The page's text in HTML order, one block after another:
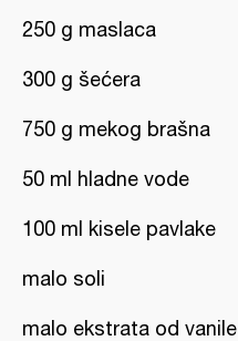
250 g maslaca
300 g šećera
750 g mekog brašna
50 ml hladne vode
100 ml kisele pavlake
malo soli
malo ekstrata od vanile